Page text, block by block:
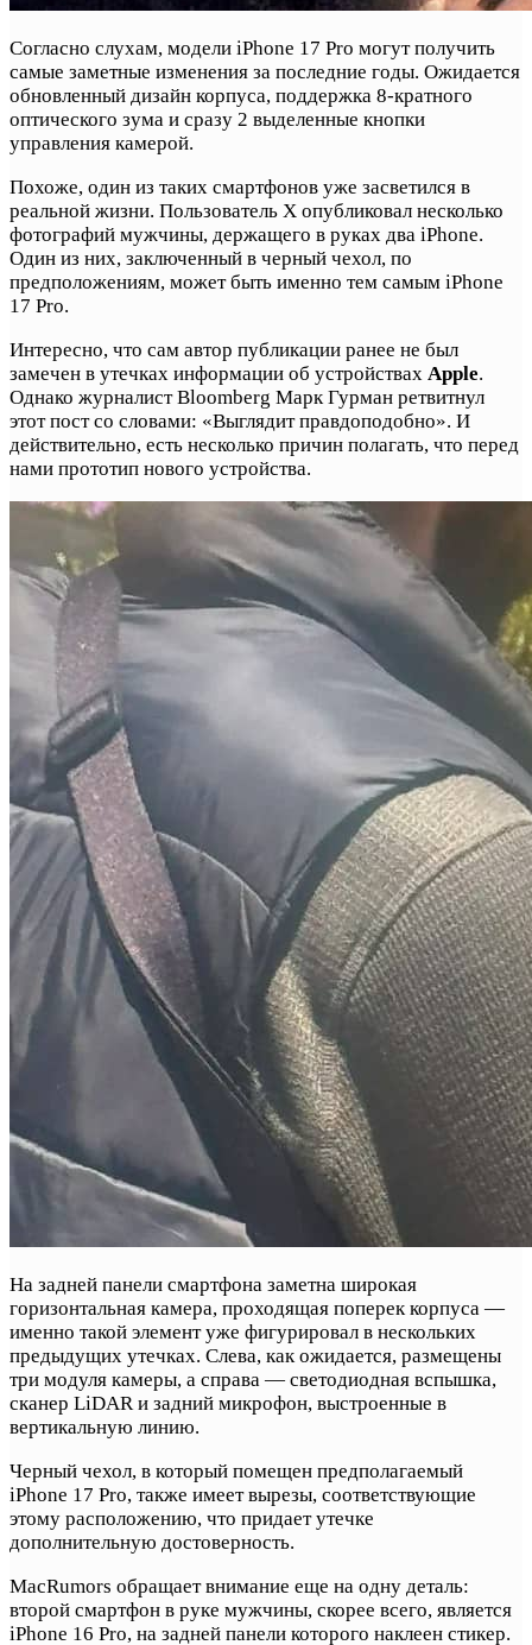
Согласно слухам, модели iPhone 17 Pro могут получить
самые заметные изменения за последние годы. Ожидается
обновленный дизайн корпуса, поддержка 8-кратного
оптического зума и сразу 2 выделенные кнопки
управления камерой.
Похоже, один из таких смартфонов уже засветился в
реальной жизни. Пользователь X опубликовал несколько
фотографий мужчины, держащего в руках два iPhone.
Один из них, заключенный в черный чехол, по
предположениям, может быть именно тем самым iPhone
17 Pro.
Интересно, что сам автор публикации ранее не был
замечен в утечках информации об устройствах Apple.
Однако журналист Bloomberg Марк Гурман ретвитнул
этот пост со словами: «Выглядит правдоподобно». И
действительно, есть несколько причин полагать, что перед
нами прототип нового устройства.
На задней панели смартфона заметна широкая
горизонтальная камера, проходящая поперек корпуса —
именно такой элемент уже фигурировал в нескольких
предыдущих утечках. Слева, как ожидается, размещены
три модуля камеры, а справа — светодиодная вспышка,
сканер LiDAR и задний микрофон, выстроенные в
вертикальную линию.
Черный чехол, в который помещен предполагаемый
iPhone 17 Pro, также имеет вырезы, соответствующие
этому расположению, что придает утечке
дополнительную достоверность.
MacRumors обращает внимание еще на одну деталь:
второй смартфон в руке мужчины, скорее всего, является
iPhone 16 Pro, на задней панели которого наклеен стикер.